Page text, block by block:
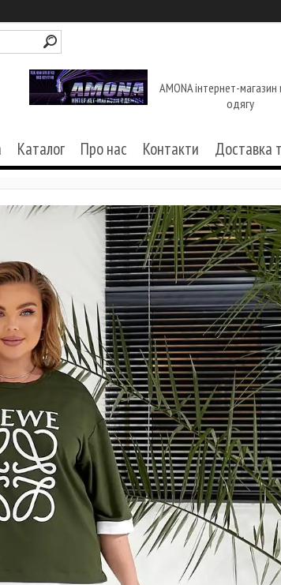
AMONA інтернет-
одягу
Каталог Про нас Контакти Доставка